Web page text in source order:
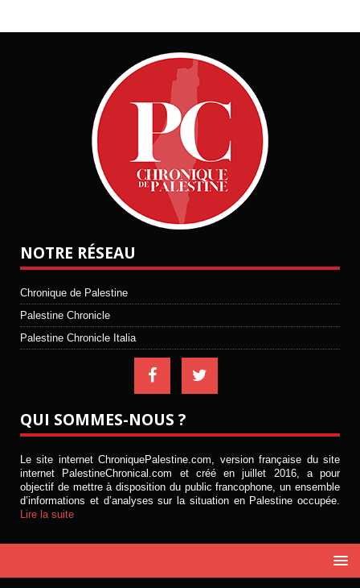
NOTRE RÉSEAU
Chronique de Palestine
Palestine Chronicle
Palestine Chronicle Italia
QUI SOMMES-NOUS ?
Le site internet ChroniquePalestine.com, version française du site
internet PalestineChronical.com et créé en juillet 2016, a pour
objectif de mettre à disposition du public francophone, un ensemble
d’informations et d’analyses sur la situation en Palestine occupée.
Lire la suite